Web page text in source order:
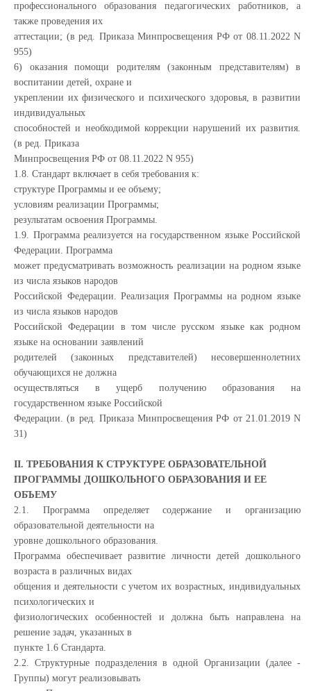
профессионального образования педагогических работников, а
также проведения их
аттестации; (в ред. Приказа Минпросвещения РФ от 08.11.2022 N
955)
6) оказания помощи родителям (законным представителям) в
воспитании детей, охране и
укреплении их физического и психического здоровья, в развитии
индивидуальных
способностей и необходимой коррекции нарушений их развития.
(в ред. Приказа
Минпросвещения РФ от 08.11.2022 N 955)
1.8. Стандарт включает в себя требования к:
структуре Программы и ее объему;
условиям реализации Программы;
результатам освоения Программы.
1.9. Программа реализуется на государственном языке Российской
Федерации. Программа
может предусматривать возможность реализации на родном языке
из числа языков народов
Российской Федерации. Реализация Программы на родном языке
из числа языков народов
Российской Федерации в том числе русском языке как родном
языке на основании заявлений
родителей (законных представителей) несовершеннолетних
обучающихся не должна
осуществляться в ущерб получению образования на
государственном языке Российской
Федерации. (в ред. Приказа Минпросвещения РФ от 21.01.2019 N
31)
II. ТРЕБОВАНИЯ К СТРУКТУРЕ ОБРАЗОВАТЕЛЬНОЙ
ПРОГРАММЫ ДОШКОЛЬНОГО ОБРАЗОВАНИЯ И ЕЕ
ОБЪЕМУ
2.1. Программа определяет содержание и организацию
образовательной деятельности на
уровне дошкольного образования.
Программа обеспечивает развитие личности детей дошкольного
возраста в различных видах
общения и деятельности с учетом их возрастных, индивидуальных
психологических и
физиологических особенностей и должна быть направлена на
решение задач, указанных в
пункте 1.6 Стандарта.
2.2. Структурные подразделения в одной Организации (далее -
Группы) могут реализовывать